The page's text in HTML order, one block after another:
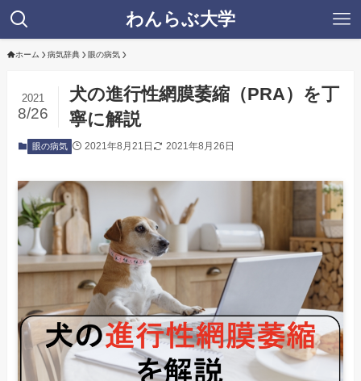
わんらぶ大学
ホーム 病気辞典 眼の病気
犬の進行性網膜萎縮（PRA）を丁
寧に解説
2021
8/26
眼の病気 2021年8月21日 2021年8月26日